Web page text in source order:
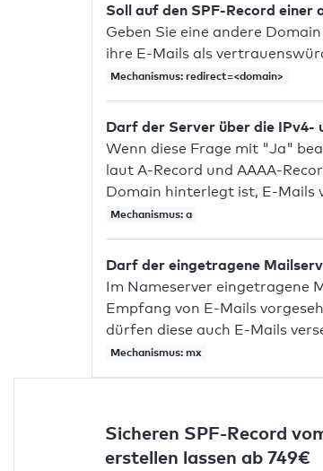
Soll auf den SPF-Record einer
Geben Sie eine andere
ihre E-Mails als
Mechanismus: redirect=<domain>
Darf der Server über die IPv4-
Wenn diese Frage mit "Ja"
laut A-Record und AAAA-
Domain hinterlegt ist, E-Mails
Mechanismus: a
Darf der eingetragene
Im Nameserver eingetragene
Empfang von E-Mails
dürfen diese auch E-Mails
Mechanismus: mx
Sicheren SPF-Record
erstellen lassen ab 749€